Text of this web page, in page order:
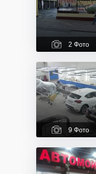
2 Фото
9 Фото